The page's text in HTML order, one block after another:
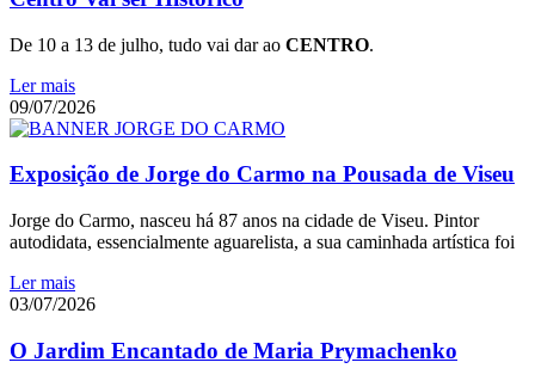
De 10 a 13 de julho, tudo vai dar ao CENTRO.
Ler mais
09/07/2026
Exposição de Jorge do Carmo na Pousada de Viseu
Jorge do Carmo, nasceu há 87 anos na cidade de Viseu. Pintor
autodidata, essencialmente aguarelista, a sua caminhada artística foi
Ler mais
03/07/2026
O Jardim Encantado de Maria Prymachenko